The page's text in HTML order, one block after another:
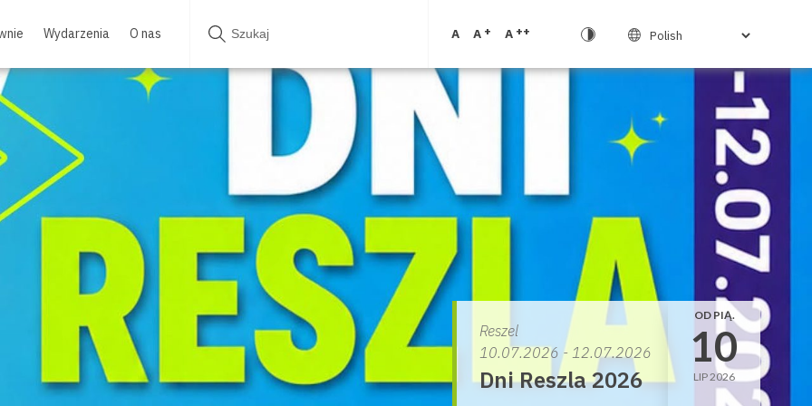
Wydarzenia O nas A A + A ++
Reszel
10.07.2026 - 12.07.2026
Dni Reszla 2026
OD PIĄ.
10
LIP 2026